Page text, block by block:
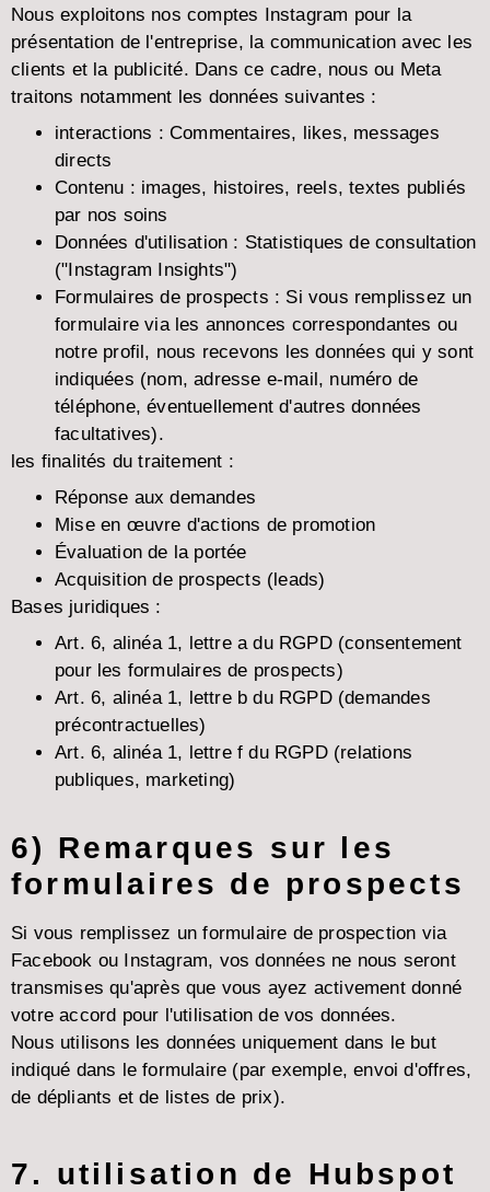
Nous exploitons nos comptes Instagram pour la
présentation de l'entreprise, la communication avec les
clients et la publicité. Dans ce cadre, nous ou Meta
traitons notamment les données suivantes :
interactions : Commentaires, likes, messages
directs
Contenu : images, histoires, reels, textes publiés
par nos soins
Données d'utilisation : Statistiques de consultation
("Instagram Insights")
Formulaires de prospects : Si vous remplissez un
formulaire via les annonces correspondantes ou
notre profil, nous recevons les données qui y sont
indiquées (nom, adresse e-mail, numéro de
téléphone, éventuellement d'autres données
facultatives).
les finalités du traitement :
Réponse aux demandes
Mise en œuvre d'actions de promotion
Évaluation de la portée
Acquisition de prospects (leads)
Bases juridiques :
Art. 6, alinéa 1, lettre a du RGPD (consentement
pour les formulaires de prospects)
Art. 6, alinéa 1, lettre b du RGPD (demandes
précontractuelles)
Art. 6, alinéa 1, lettre f du RGPD (relations
publiques, marketing)
6) Remarques sur les
formulaires de prospects
Si vous remplissez un formulaire de prospection via
Facebook ou Instagram, vos données ne nous seront
transmises qu'après que vous ayez activement donné
votre accord pour l'utilisation de vos données.
Nous utilisons les données uniquement dans le but
indiqué dans le formulaire (par exemple, envoi d'offres,
de dépliants et de listes de prix).
7. utilisation de Hubspot